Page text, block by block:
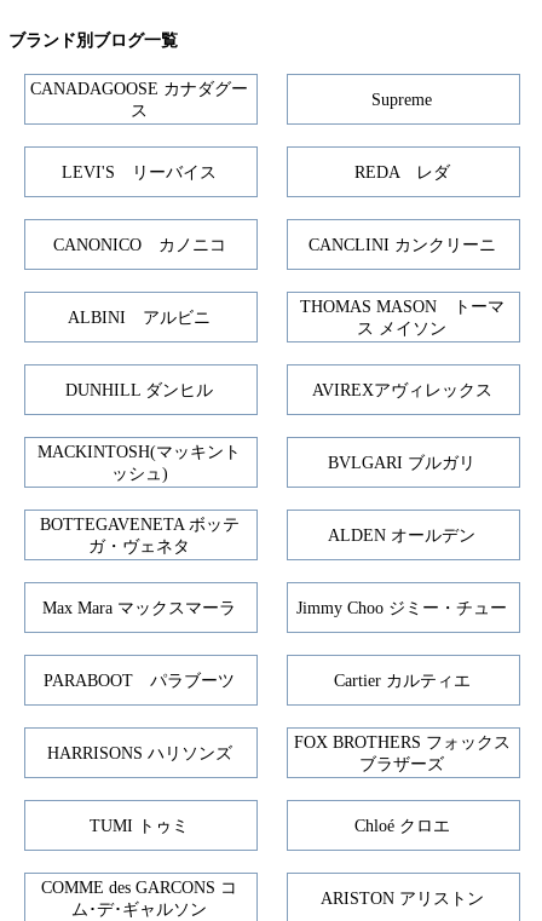
ブランド別ブログ一覧
CANADAGOOSE カナダグー
ス
Supreme
LEVI'S リーバイス REDA レダ
CANONICO カノニコ CANCLINI カンクリーニ
ALBINI アルビニ
THOMAS MASON トーマ
ス メイソン
DUNHILL ダンヒル AVIREXアヴィレックス
MACKINTOSH(マッキント
ッシュ)
BVLGARI ブルガリ
BOTTEGAVENETA ボッテ
ガ・ヴェネタ
ALDEN オールデン
Max Mara マックスマーラ Jimmy Choo ジミー・チュー
PARABOOT パラブーツ Cartier カルティエ
HARRISONS ハリソンズ
FOX BROTHERS フォックス
ブラザーズ
TUMI トゥミ Chloé クロエ
COMME des GARCONS コ
ム･デ･ギャルソン
ARISTON アリストン